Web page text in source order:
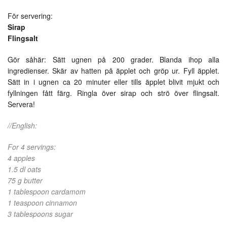
För servering:
Sirap
Flingsalt
Gör såhär: Sätt ugnen på 200 grader. Blanda ihop alla
ingredienser. Skär av hatten på äpplet och gröp ur. Fyll äpplet.
Sätt in i ugnen ca 20 minuter eller tills äpplet blivit mjukt och
fyllningen fått färg. Ringla över sirap och strö över flingsalt.
Servera!
//English:
For 4 servings:
4 apples
1.5 dl oats
75 g butter
1 tablespoon cardamom
1 teaspoon cinnamon
3 tablespoons sugar